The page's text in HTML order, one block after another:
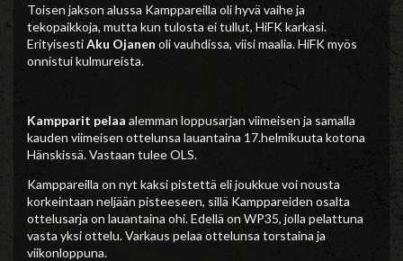
Toisen jakson alussa Kamppareilla oli hyvä vaihe ja
tekopaikkoja, mutta kun tulosta ei tullut, HiFK karkasi.
ErityisestiAku Ojanen oli vauhdissa, viisi maalia. HiFK myös
onnistui kulmureista.
Kampparit pelaa alemman loppusarjan viimeisen ja samalla
kauden viimeisen ottelunsa lauantaina 17.helmikuuta kotona
Hänskissä. Vastaan tulee OLS.
Kamppareilla on nyt kaksi pistettä eli joukkue voi nousta
korkeintaan neljään pisteeseen, sillä Kamppareiden osalta
ottelusarja on lauantaina ohi. Edellä on WP35, jolla pelattuna
vasta yksi ottelu. Varkaus pelaa ottelunsa torstaina ja
viikonloppuna.